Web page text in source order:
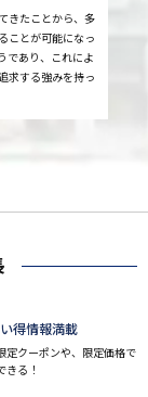
きたことから、多
ことが可能になっ
であり、これによ
求する強みを持っ
得情報満載
定クーポンや、限定価格で
きる！